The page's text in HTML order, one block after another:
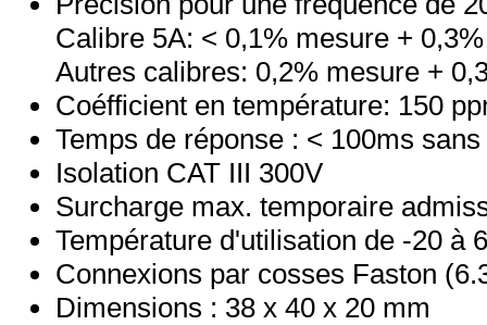
Calibre 5A: < 0,1% mesure +
Autres calibres: 0,2% mesure +
Coéfficient en température: 150
Temps de réponse : < 100ms
Isolation CAT III 300V
Surcharge max. temporaire
Température d'utilisation de -20 à
Connexions par cosses Faston
Dimensions : 38 x 40 x 20 mm